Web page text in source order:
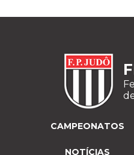
CAMPEONATOS
NOTÍCIAS